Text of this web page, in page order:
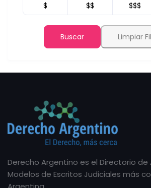
$ $$ $$$
Buscar Limpiar
Derecho Argentino es el Directorio
Modelos de Escritos Judiciales más